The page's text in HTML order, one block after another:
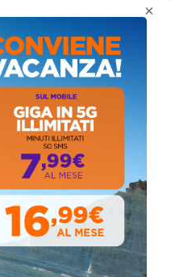
×
del Sindaco Zambito
22, 2020
terzo appuntamento
Pipitone
in testa candidato
2026 – COMUNE DI